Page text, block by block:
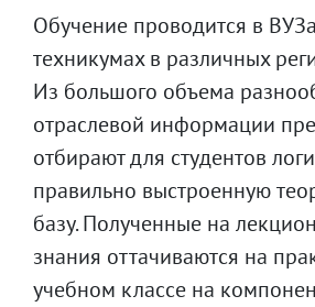
Обучение проводится в
техникумах в различных
Из большого объема
отраслевой информации
отбирают для студентов
правильно выстроенную
базу. Полученные на
знания оттачиваются на
учебном классе на